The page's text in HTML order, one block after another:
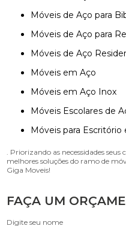
Móveis de Aço para
Móveis de Aço para
Móveis de Aço
Móveis em Aço
Móveis em Aço Inox
Móveis Escolares de
Móveis para
. Priorizando as necessidades seus
melhores soluções do ramo de
Giga Moveis!
FAÇA UM
Digite seu nome